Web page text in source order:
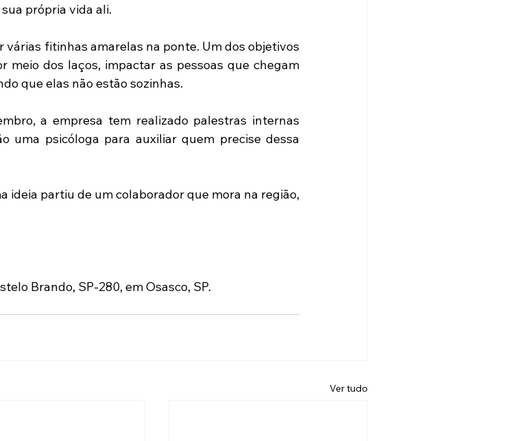
própria vida ali.
fitinhas amarelas na ponte. Um dos objetivos
meio dos laços, impactar as pessoas que chegam
que elas não estão sozinhas.
a empresa tem realizado palestras internas
uma psicóloga para auxiliar quem precise dessa
ideia partiu de um colaborador que mora na região,
Brando, SP-280, em Osasco, SP.
Ver tudo